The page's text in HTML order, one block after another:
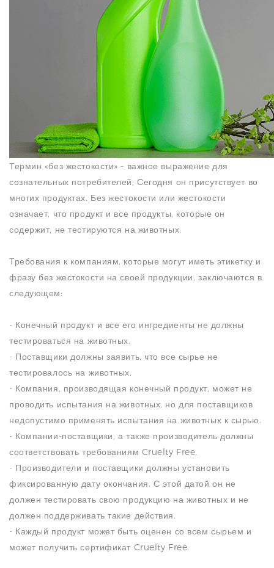
Термин «без жестокости» - важное выражение для
сознательных потребителей; Сегодня он присутствует во
многих продуктах. Без жестокости или жестокости
означает, что продукт и все продукты, которые он
содержит, не тестируются на животных.
Требования к компаниям, которые могут иметь этикетку и
фразу без жестокости на своей продукции, заключаются в
следующем:
- Конечный продукт и все его ингредиенты не должны
тестироваться на животных.
- Поставщики должны заявить, что все сырье не
тестировалось на животных.
- Компания, производящая конечный продукт, может не
проводить испытания на животных, но для поставщиков
недопустимо применять испытания на животных к сырью.
- Компании-поставщики, а также производитель должны
соответствовать требованиям Cruelty Free.
- Производители и поставщики должны установить
фиксированную дату окончания. С этой датой он не
должен тестировать свою продукцию на животных и не
должен поддерживать такие действия.
- Каждый продукт может быть оценен со всем сырьем и
может получить сертификат Cruelty Free.